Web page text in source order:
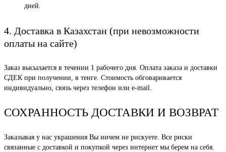
дней.
4. Доставка в Казахстан (при невозможности
оплаты на сайте)
Заказ высылается в течении 1 рабочего дня. Оплата заказа и доставки
СДЕК при получении, в тенге. Стоимость обговаривается
индивидуально, связь через телефон или e-mail.
СОХРАННОСТЬ ДОСТАВКИ И ВОЗВРАТ
Заказывая у нас украшения Вы ничем не рискуете. Все риски
связанные с доставкой и покупкой через интернет мы берем на себя.